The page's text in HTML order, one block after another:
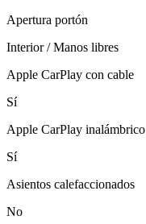
Apertura portón
Interior / Manos libres
Apple CarPlay con cable
Sí
Apple CarPlay inalámbrico
Sí
Asientos calefaccionados
No